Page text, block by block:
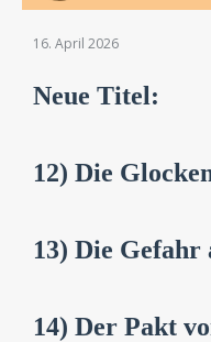
16. April 2026
Neue Titel:
12) Die
13) Die Gefahr
14) Der Pakt